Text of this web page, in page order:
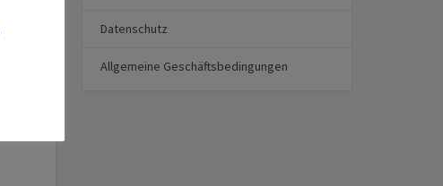
Datenschutz
Allgemeine Geschäftsbedingungen